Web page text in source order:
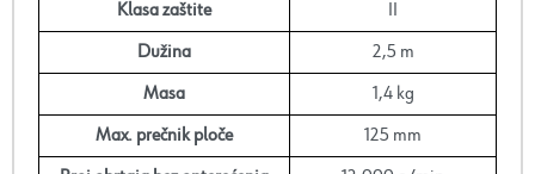
Klasa zaštite
Dužina 2,5 m
Masa 1,4 kg
Max. prečnik ploče 125 mm